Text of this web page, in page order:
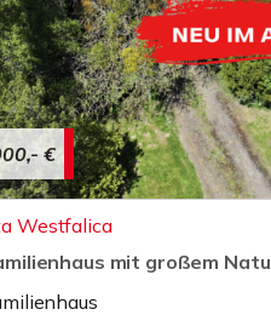
€
Westfalica
mit großem